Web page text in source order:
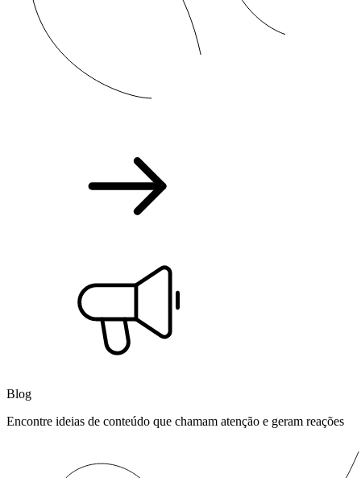
Blog
Encontre ideias de conteúdo que chamam atenção e geram reações